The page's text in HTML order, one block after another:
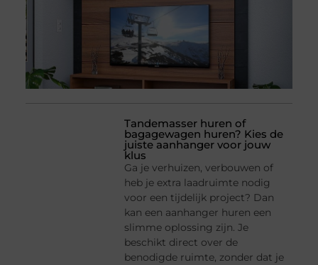
Tandemasser huren of
bagagewagen huren? Kies de
juiste aanhanger voor jouw
klus
Ga je verhuizen, verbouwen of
heb je extra laadruimte nodig
voor een tijdelijk project? Dan
kan een aanhanger huren een
slimme oplossing zijn. Je
beschikt direct over de
benodigde ruimte, zonder dat je